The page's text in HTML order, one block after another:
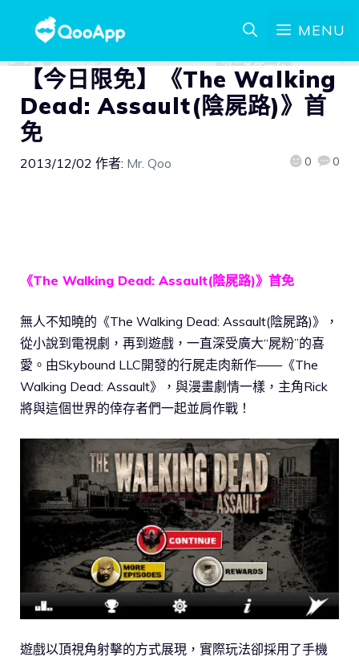
MENU
【今日限免】《The Walking
Dead: Assault(陰屍路)》首
免
2013/12/02 作者: Mr. Qoo 0 0
《The Walking Dead: Assault(陰屍路)》首免
無人不知曉的《The Walking Dead: Assault(陰屍路)》，
從小說到電視劇，再到遊戲，一直深受廣大“屍粉”的喜
愛。由Skybound LLC開發的行屍走肉新作——《The
Walking Dead: Assault》，與漫畫劇情一樣，主角Rick
將與這個世界的倖存者們一起並肩作戰！
遊戲以頂視角射擊的方式展現，實際玩法卻採用了手機